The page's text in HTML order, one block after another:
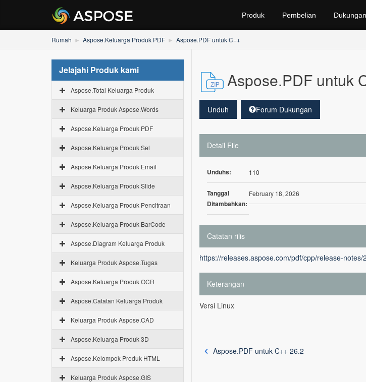
Produk Pembelian Dukungan
Rumah Aspose.Keluarga Produk PDF Aspose.PDF untuk C++
Jelajahi Produk kami
Aspose.Total Keluarga Produk
Keluarga Produk Aspose.Words
Aspose.Keluarga Produk PDF
Aspose.Keluarga Produk Sel
Aspose.Keluarga Produk Email
Aspose.Keluarga Produk Slide
Aspose.Keluarga Produk Pencitraan
Aspose.Keluarga Produk BarCode
Aspose.Diagram Keluarga Produk
Keluarga Produk Aspose.Tugas
Aspose.Keluarga Produk OCR
Aspose.Catatan Keluarga Produk
Keluarga Produk Aspose.CAD
Aspose.Keluarga Produk 3D
Aspose.Kelompok Produk HTML
Keluarga Produk Aspose.GIS
Aspose.PDF untuk
Unduh Forum Dukungan
Detail File
Unduhs: 110
Tanggal
Ditambahkan:
February 18, 2026
Catatan rilis
https://releases.aspose.com/pdf/cpp/release-
Keterangan
Versi Linux
Aspose.PDF untuk C++ 26.2